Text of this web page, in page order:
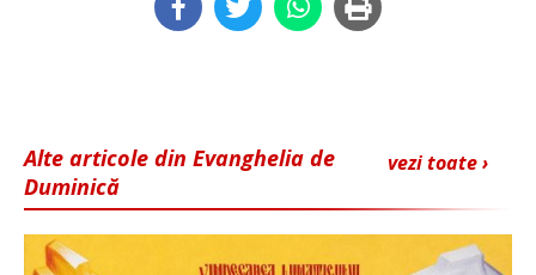
vezi toate ›
Alte articole din Evanghelia de
Duminică